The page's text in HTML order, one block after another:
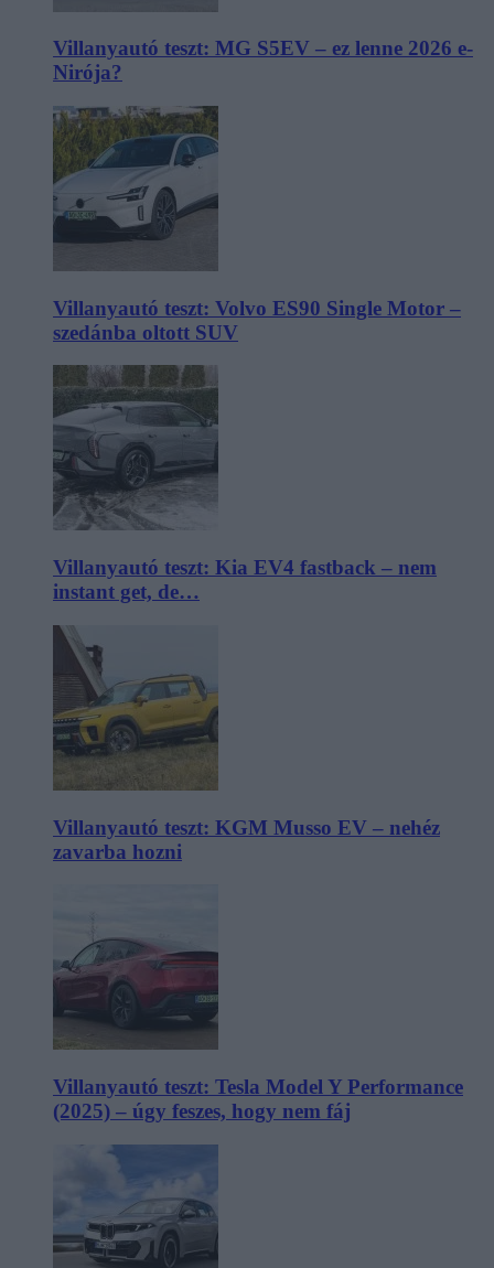
Villanyautó teszt: MG S5EV – ez lenne 2026 e-
Nirója?
Villanyautó teszt: Volvo ES90 Single Motor –
szedánba oltott SUV
Villanyautó teszt: Kia EV4 fastback – nem
instant get, de…
Villanyautó teszt: KGM Musso EV – nehéz
zavarba hozni
Villanyautó teszt: Tesla Model Y Performance
(2025) – úgy feszes, hogy nem fáj